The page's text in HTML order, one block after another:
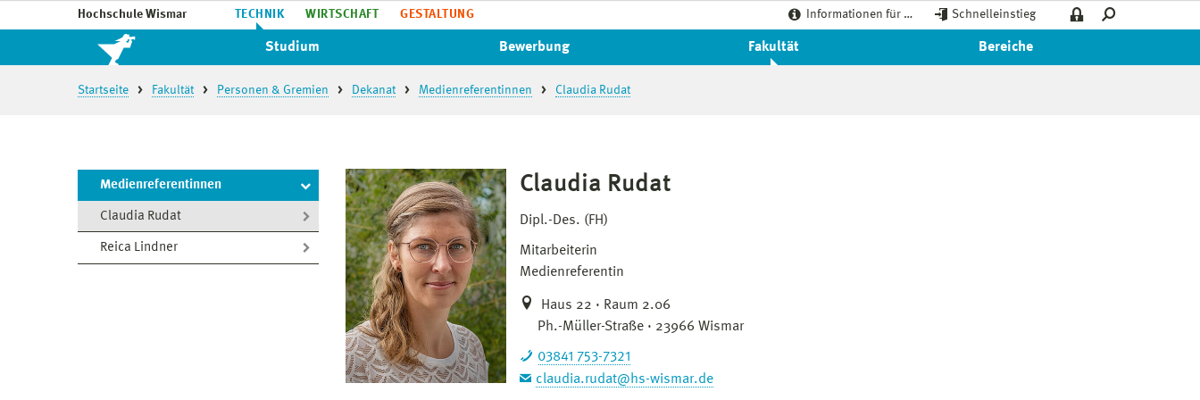
Hochschule Wismar TECHNIK WIRTSCHAFT GESTALTUNG Informationen für … Schnelleinstieg
Studium Bewerbung Fakultät Bereiche
Startseite Fakultät Personen & Gremien Dekanat Medienreferentinnen Claudia Rudat
Medienreferentinnen
Claudia Rudat
Reica Lindner
Claudia Rudat
Dipl.-Des. (FH)
Mitarbeiterin
Medienreferentin
Haus 22 · Raum 2.06
Ph.-Müller-Straße · 23966 Wismar
03841 753-7321
claudia.rudat@hs-wismar.de